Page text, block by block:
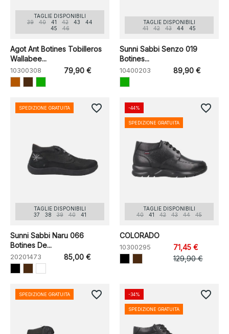
TAGLIE DISPONIBILI
39
40 41 42 43
44
45
46
Agot Ant Botines Tobilleros
Wallabee...
10300308 79,90 €
TAGLIE DISPONIBILI
41
42 43 44 45
Sunni Sabbi Senzo 019
Botines...
10400203 89,90 €
TAGLIE DISPONIBILI
37
38 39 40 41
Sunni Sabbi Naru 066
Botines De...
20201473 85,00 €
SPEDIZIONE GRATUITA favorite_border
TAGLIE DISPONIBILI
40
41 42 43 44 45
COLORADO
10300295
71,45 €
129,90 €
-44%
SPEDIZIONE GRATUITA
favorite_border
SPEDIZIONE GRATUITA favorite_border -34%
SPEDIZIONE GRATUITA
favorite_border